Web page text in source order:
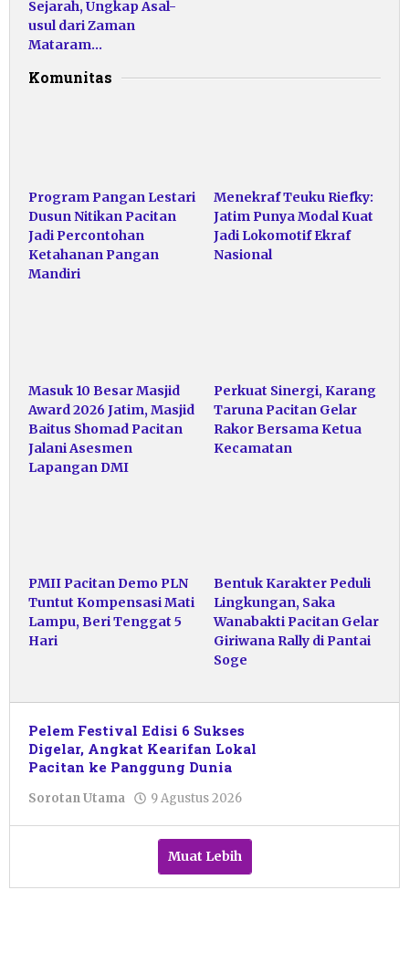
Sejarah, Ungkap Asal-
usul dari Zaman
Mataram…
Komunitas
Program Pangan Lestari
Dusun Nitikan Pacitan
Jadi Percontohan
Ketahanan Pangan
Mandiri
Menekraf Teuku Riefky:
Jatim Punya Modal Kuat
Jadi Lokomotif Ekraf
Nasional
Masuk 10 Besar Masjid
Award 2026 Jatim, Masjid
Baitus Shomad Pacitan
Jalani Asesmen
Lapangan DMI
Perkuat Sinergi, Karang
Taruna Pacitan Gelar
Rakor Bersama Ketua
Kecamatan
PMII Pacitan Demo PLN
Tuntut Kompensasi Mati
Lampu, Beri Tenggat 5
Hari
Bentuk Karakter Peduli
Lingkungan, Saka
Wanabakti Pacitan Gelar
Giriwana Rally di Pantai
Soge
Pelem Festival Edisi 6 Sukses
Digelar, Angkat Kearifan Lokal
Pacitan ke Panggung Dunia
Sorotan Utama 9 Agustus 2026
Muat Lebih